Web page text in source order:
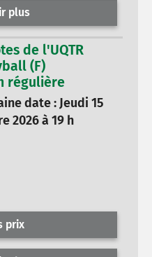
plus
de l'UQTR
(F)
régulière
date : Jeudi 15
2026 à 19 h
prix